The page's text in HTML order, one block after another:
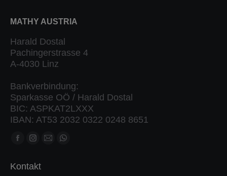
MATHY AUSTRIA
Harald Dostal
Pachingerstrasse 4
A-4030 Linz
Bankverbindung:
Sparkasse OÖ / Harald Dostal
BIC: ASPKAT2LXXX
IBAN: AT53 2032 0322 0248 8651
Finden Sie uns auf:
Facebook
öffnet
Instagram
öffnet
MailWhatsapp
Kontakt